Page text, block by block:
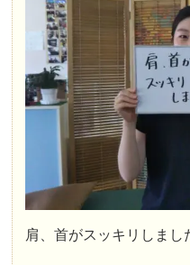
肩、首がスッキリしまし